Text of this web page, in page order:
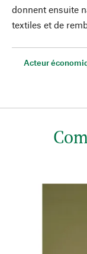
donnent ensuite
textiles et de
Acteur